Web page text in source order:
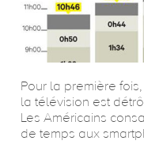
Pour la première
la télévision est
Les Américains
de temps aux